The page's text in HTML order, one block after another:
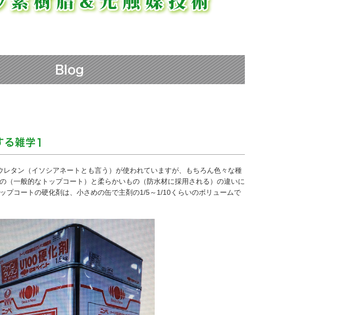
Blog
る雑学1
タン（イソシアネートとも言う）が使われていますが、もちろん色々な種
（一般的なトップコート）と柔らかいもの（防水材に採用される）の違いに
プコートの硬化剤は、小さめの缶で主剤の1/5～1/10くらいのボリュームで